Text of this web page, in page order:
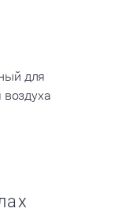
для